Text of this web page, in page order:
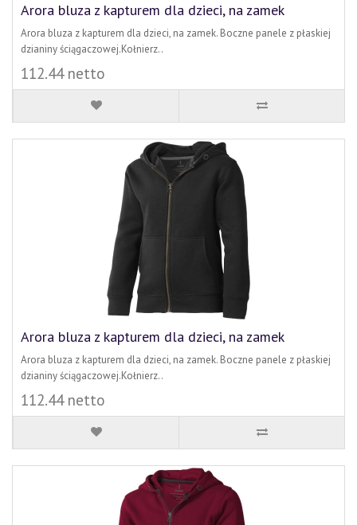
Arora bluza z kapturem dla dzieci, na zamek
Arora bluza z kapturem dla dzieci, na zamek. Boczne panele z płaskiej
dzianiny ściągaczowej.Kołnierz..
112.44 netto
Arora bluza z kapturem dla dzieci, na zamek
Arora bluza z kapturem dla dzieci, na zamek. Boczne panele z płaskiej
dzianiny ściągaczowej.Kołnierz..
112.44 netto